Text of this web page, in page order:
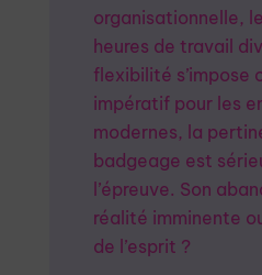
organisationnelle,
heures de travail
flexibilité s’impose
impératif pour les
modernes, la
badgeage est
l’épreuve. Son
réalité imminente
de l’esprit ?